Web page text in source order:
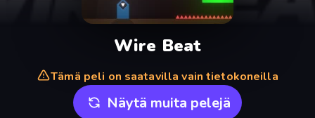
Wire Beat
Tämä peli on saatavilla vain tietokoneilla
Näytä muita pelejä